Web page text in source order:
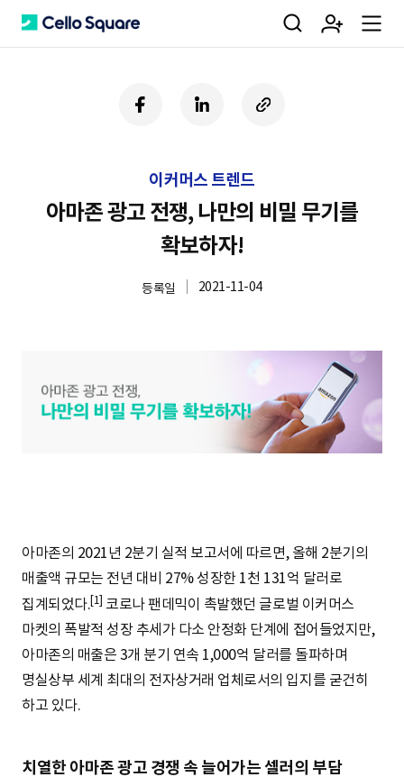
C
u
a
r
e
검 회 m
페
이
크
U
R
하
기
이커머스 트렌드
아마존 광고 전쟁, 나만의 비밀 무기를
확보하자!
등록일 2021-11-04
아마존의 2021년 2분기 실적 보고서에 따르면, 올해 2분기의
매출액 규모는 전년 대비 27% 성장한 1천 131억 달러로
집계되었다.[1] 코로나 팬데믹이 촉발했던 글로벌 이커머스
마켓의 폭발적 성장 추세가 다소 안정화 단계에 접어들었지만,
아마존의 매출은 3개 분기 연속 1,000억 달러를 돌파하며
명실상부 세계 최대의 전자상거래 업체로서의 입지를 굳건히
하고 있다.
치열한 아마존 광고 경쟁 속 늘어가는 셀러의 부담